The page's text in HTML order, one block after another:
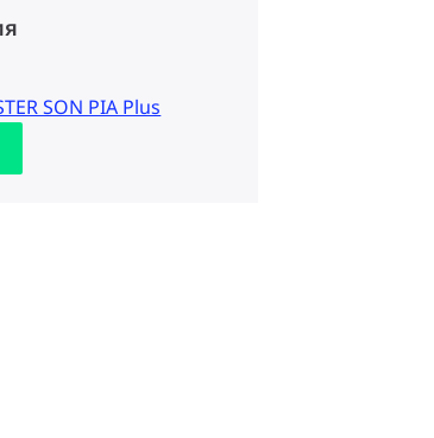
SON PIA Plus